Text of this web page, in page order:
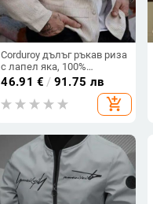
Corduroy дълъг ръкав риза
с лапел яка, 100%
полиестер, есен-зимна
ежедневна дреха
46.91 € / 91.75 лв
add_shopping_cart